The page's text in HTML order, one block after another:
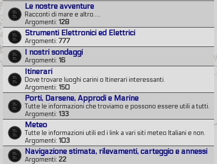
Le nostre avventure
Racconti di mare e altro.....
Argomenti: 128
Strumenti Elettronici ed Elettrici
Argomenti: 777
I nostri sondaggi
Argomenti: 16
Itinerari
Dove trovare luoghi carini o Itinerari interessanti.
Argomenti: 150
Porti, Darsene, Approdi e Marine
Tutte le informazioni che troviamo e possono essere utili a tutti.
Argomenti: 133
Meteo
Tutte le informazioni utili ed i link a vari siti meteo Italiani e non.
Argomenti: 103
Navigazione stimata, rilevamenti, carteggio e annessi
Argomenti: 22